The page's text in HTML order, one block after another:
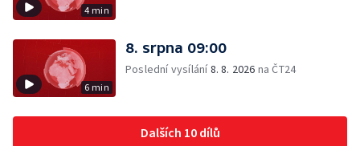
4 min
6 min
8. srpna 09:00
Poslední vysílání8. 8. 2026 na ČT24
Dalších 10 dílů